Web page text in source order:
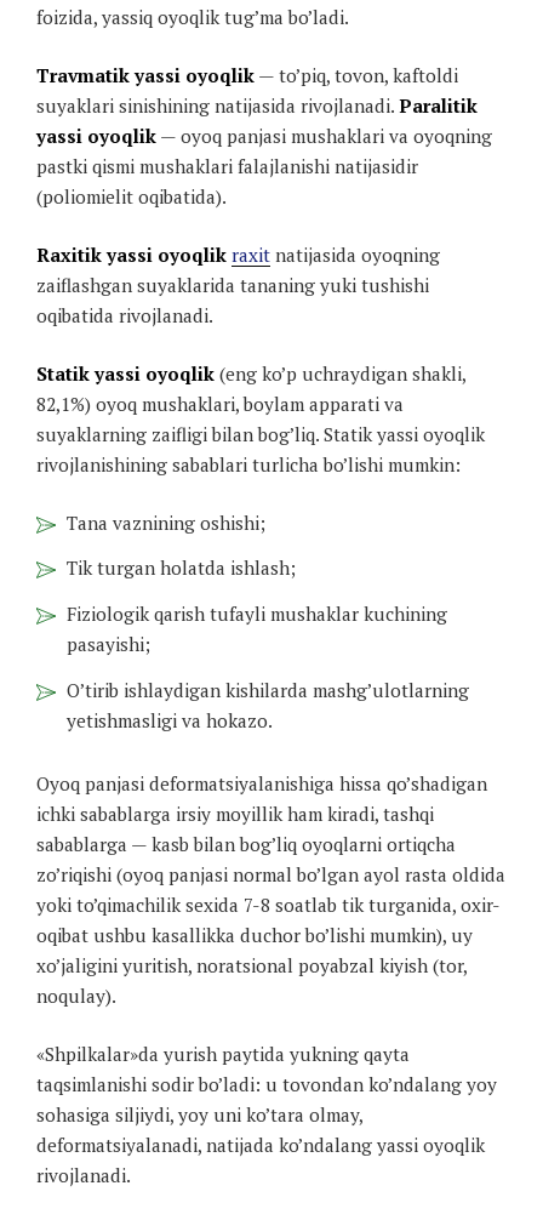
foizida, yassiq oyoqlik tug’ma bo’ladi.
Travmatik yassi oyoqlik — to’piq, tovon, kaftoldi
suyaklari sinishining natijasida rivojlanadi. Paralitik
yassi oyoqlik — oyoq panjasi mushaklari va oyoqning
pastki qismi mushaklari falajlanishi natijasidir
(poliomielit oqibatida).
Raxitik yassi oyoqlik raxit natijasida oyoqning
zaiflashgan suyaklarida tananing yuki tushishi
oqibatida rivojlanadi.
Statik yassi oyoqlik (eng ko’p uchraydigan shakli,
82,1%) oyoq mushaklari, boylam apparati va
suyaklarning zaifligi bilan bog’liq. Statik yassi oyoqlik
rivojlanishining sabablari turlicha bo’lishi mumkin:
Tana vaznining oshishi;
Tik turgan holatda ishlash;
Fiziologik qarish tufayli mushaklar kuchining
pasayishi;
O’tirib ishlaydigan kishilarda mashg’ulotlarning
yetishmasligi va hokazo.
Oyoq panjasi deformatsiyalanishiga hissa qo’shadigan
ichki sabablarga irsiy moyillik ham kiradi, tashqi
sabablarga — kasb bilan bog’liq oyoqlarni ortiqcha
zo’riqishi (oyoq panjasi normal bo’lgan ayol rasta oldida
yoki to’qimachilik sexida 7-8 soatlab tik turganida, oxir-
oqibat ushbu kasallikka duchor bo’lishi mumkin), uy
xo’jaligini yuritish, noratsional poyabzal kiyish (tor,
noqulay).
«Shpilkalar»da yurish paytida yukning qayta
taqsimlanishi sodir bo’ladi: u tovondan ko’ndalang yoy
sohasiga siljiydi, yoy uni ko’tara olmay,
deformatsiyalanadi, natijada ko’ndalang yassi oyoqlik
rivojlanadi.